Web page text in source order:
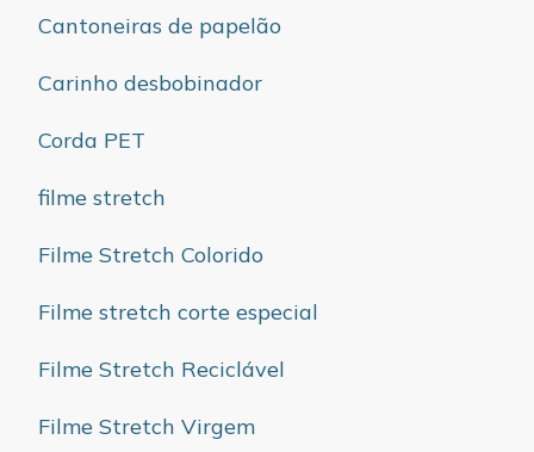
Cantoneiras de papelão
Carinho desbobinador
Corda PET
filme stretch
Filme Stretch Colorido
Filme stretch corte especial
Filme Stretch Reciclável
Filme Stretch Virgem